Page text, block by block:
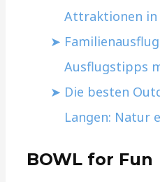
Attraktionen in
Ausflugstipps
Die besten
Langen: Natur
BOWL for Fun